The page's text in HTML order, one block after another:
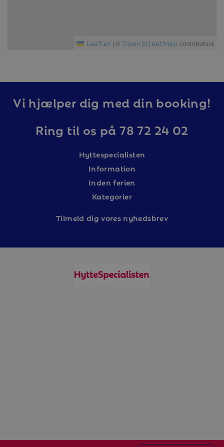
Leaflet | © OpenStreetMap contributors
Vi hjælper dig med din booking!
Ring til os på 78 72 24 02
Hyttespecialisten
Information
Inden ferien
Kategorier
Tilmeld dig vores nyhedsbrev